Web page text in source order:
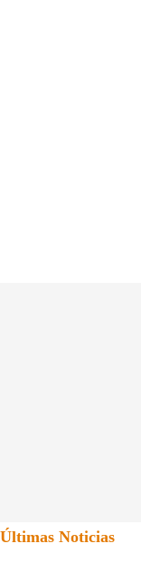
Últimas Noticias